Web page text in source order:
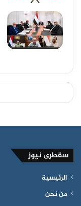
سقطرى نيوز
الرئيسية
من نحن